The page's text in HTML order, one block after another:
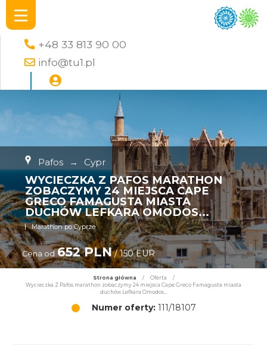
+48 33 813 90 00
info@tu1.pl
Pafos → Cypr
WYCIECZKA Z PAFOS MARATHON
ZOBACZYMY 24 MIEJSCA CAPE
GRECO FAMAGUSTA MIASTA
DUCHÓW LEFKARA OMODOS...
Marathon po Cyprze
Cena od 652 PLN/ 150 EUR
Strona główna / Oferta
/
Wycieczka Z Pafos marathon zobaczymy 24 miejsca Cape Greco Famagusta miasta
duchów Lefkara Omodos...
Numer oferty:111/18107